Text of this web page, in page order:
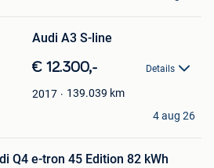
Audi A3 S-line
€ 12.300,- Details
2017 139.039 km
4 aug 26
Q4 e-tron 45 Edition 82 kWh